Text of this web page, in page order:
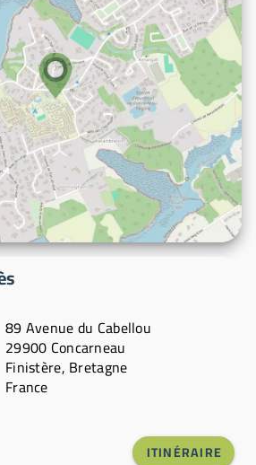
89 Avenue du Cabellou
29900 Concarneau
Finistère, Bretagne
France
ITINÉRAIRE